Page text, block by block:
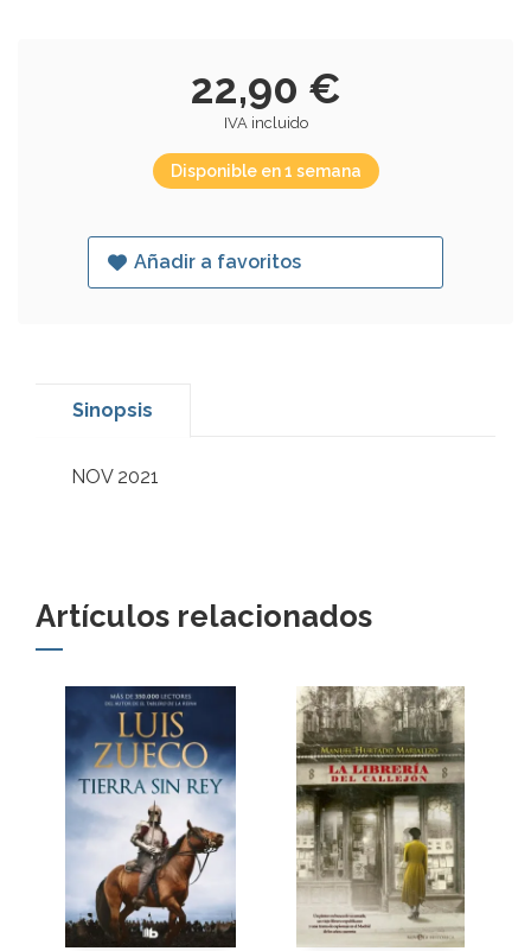
22,90 €
IVA incluido
Disponible en 1 semana
Añadir a favoritos
Sinopsis
NOV 2021
Artículos relacionados